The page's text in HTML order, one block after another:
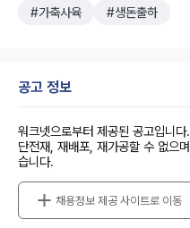
#가축사육
#생돈출하
공고 정보
워크넷으로부터 제공된 공고입니
단전재, 재배포, 재가공할 수 없으
습니다.
채용정보 제공 사이트로 이동